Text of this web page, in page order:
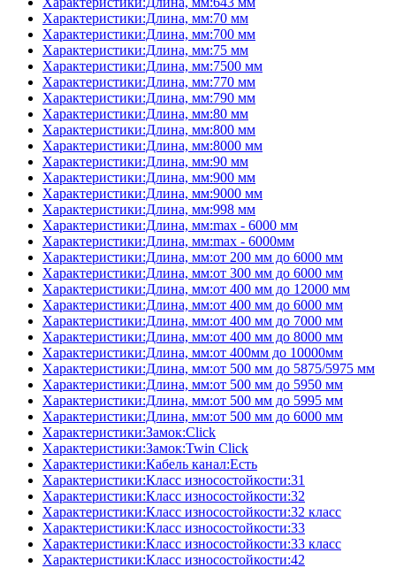
Характеристики:Длина, мм:70 мм
Характеристики:Длина, мм:700 мм
Характеристики:Длина, мм:75 мм
Характеристики:Длина, мм:7500 мм
Характеристики:Длина, мм:770 мм
Характеристики:Длина, мм:790 мм
Характеристики:Длина, мм:80 мм
Характеристики:Длина, мм:800 мм
Характеристики:Длина, мм:8000 мм
Характеристики:Длина, мм:90 мм
Характеристики:Длина, мм:900 мм
Характеристики:Длина, мм:9000 мм
Характеристики:Длина, мм:998 мм
Характеристики:Длина, мм:max - 6000 мм
Характеристики:Длина, мм:max - 6000мм
Характеристики:Длина, мм:от 200 мм до 6000 мм
Характеристики:Длина, мм:от 300 мм до 6000 мм
Характеристики:Длина, мм:от 400 мм до 12000 мм
Характеристики:Длина, мм:от 400 мм до 6000 мм
Характеристики:Длина, мм:от 400 мм до 7000 мм
Характеристики:Длина, мм:от 400 мм до 8000 мм
Характеристики:Длина, мм:от 400мм до 10000мм
Характеристики:Длина, мм:от 500 мм до 5875/5975 мм
Характеристики:Длина, мм:от 500 мм до 5950 мм
Характеристики:Длина, мм:от 500 мм до 5995 мм
Характеристики:Длина, мм:от 500 мм до 6000 мм
Характеристики:Замок:Click
Характеристики:Замок:Twin Click
Характеристики:Кабель канал:Есть
Характеристики:Класс износостойкости:31
Характеристики:Класс износостойкости:32
Характеристики:Класс износостойкости:32 класс
Характеристики:Класс износостойкости:33
Характеристики:Класс износостойкости:33 класс
Характеристики:Класс износостойкости:42